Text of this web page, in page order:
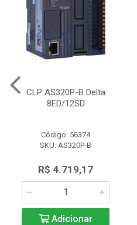
CLP AS320P-B Delta
8ED/12SD
Código: 56374
SKU: AS320P-B
R$ 4.719,17
Adicionar